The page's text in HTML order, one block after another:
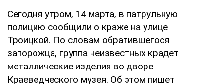
Сегодня утром, 14 марта, в патрульную
полицию сообщили о краже на улице
Троицкой. По словам обратившегося
запорожца, группа неизвестных крадет
металлические изделия во дворе
Краеведческого музея. Об этом пишет